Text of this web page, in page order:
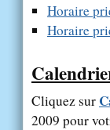
Horaire
Horaire
Cliquez sur
2009 pour